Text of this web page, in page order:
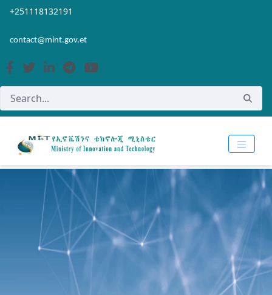
Skip to Main Content
Open Accessibility Menu
+251118132191
contact@mint.gov.et